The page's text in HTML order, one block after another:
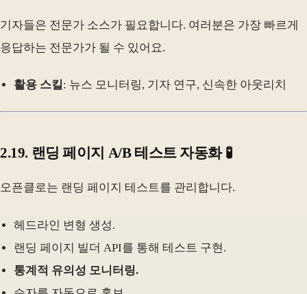
기자들은 전문가 소스가 필요합니다. 여러분은 가장 빠르게
응답하는 전문가가 될 수 있어요.
활용 스킬: 뉴스 모니터링, 기자 연구, 신속한 아웃리치
2.19. 랜딩 페이지 A/B 테스트 자동화 🧪
오픈클로는 랜딩 페이지 테스트를 관리합니다.
헤드라인 변형 생성.
랜딩 페이지 빌더 API를 통해 테스트 구현.
통계적 유의성 모니터링.